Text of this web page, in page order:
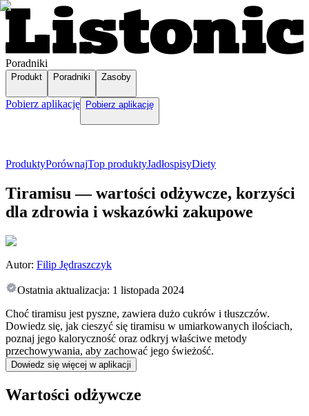
Poradniki
Produkt Poradniki Zasoby
Pobierz aplikację Pobierz aplikację
ProduktyPorównajTop produktyJadłospisyDiety
Tiramisu — wartości odżywcze, korzyści
dla zdrowia i wskazówki zakupowe
Autor: Filip Jędraszczyk
Ostatnia aktualizacja: 1 listopada 2024
Choć tiramisu jest pyszne, zawiera dużo cukrów i tłuszczów.
Dowiedz się, jak cieszyć się tiramisu w umiarkowanych ilościach,
poznaj jego kaloryczność oraz odkryj właściwe metody
przechowywania, aby zachować jego świeżość.
Dowiedz się więcej w aplikacji
Wartości odżywcze